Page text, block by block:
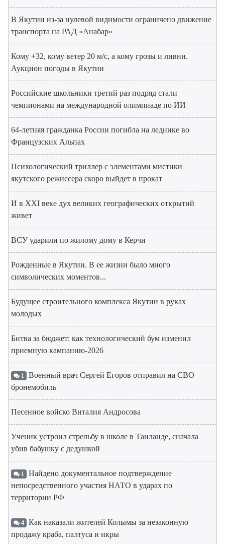
В Якутии из-за нулевой видимости ограничено движение
транспорта на РАД «Анабар»
Кому +32, кому ветер 20 м/с, а кому грозы и ливни.
Аукцион погоды в Якутии
Российские школьники третий раз подряд стали
чемпионами на международной олимпиаде по ИИ
64-летняя гражданка России погибла на леднике во
Французских Альпах
Психологический триллер с элементами мистики
якутского режиссера скоро выйдет в прокат
И в XXI веке дух великих географических открытий
живет
ВСУ ударили по жилому дому в Керчи
Рожденные в Якутии. В ее жизни было много
символических моментов...
Будущее строительного комплекса Якутии в руках
молодых
Битва за бюджет: как технологический бум изменил
приемную кампанию-2026
1 Военный врач Сергей Егоров отправил на СВО
бронемобиль
Песенное войско Виталия Андросова
Ученик устроил стрельбу в школе в Таиланде, сначала
убив бабушку с дедушкой
1 Найдено документальное подтверждение
непосредственного участия НАТО в ударах по
территории РФ
4 Как наказали жителей Колымы за незаконную
продажу краба, палтуса и икры